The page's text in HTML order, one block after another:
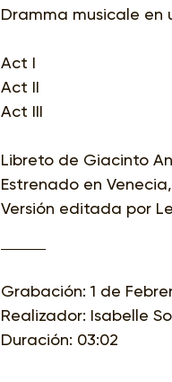
Dramma musicale en
Act I
Act II
Act III
Libreto de Giacinto
Estrenado en
Versión editada por
Grabación: 1 de
Realizador: Isabelle
Duración: 03:02